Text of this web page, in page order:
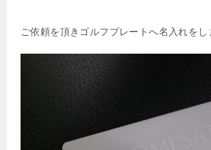
ご依頼を頂きゴルフプレートへ名入れをし